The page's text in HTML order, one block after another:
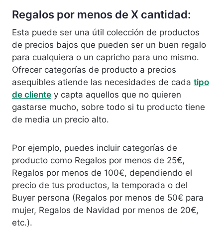
Regalos por menos de X cantidad:
Esta puede ser una útil colección de productos
de precios bajos que pueden ser un buen regalo
para cualquiera o un capricho para uno mismo.
Ofrecer categorías de producto a precios
asequibles atiende las necesidades de cada tipo
de cliente y capta aquellos que no quieren
gastarse mucho, sobre todo si tu producto tiene
de media un precio alto.
Por ejemplo, puedes incluir categorías de
producto como Regalos por menos de 25€,
Regalos por menos de 100€, dependiendo el
precio de tus productos, la temporada o del
Buyer persona (Regalos por menos de 50€ para
mujer, Regalos de Navidad por menos de 20€,
etc.).